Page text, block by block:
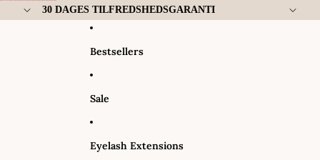
30 DAGES TILFREDSHEDSGARANTI
Bestsellers
Sale
Eyelash Extensions